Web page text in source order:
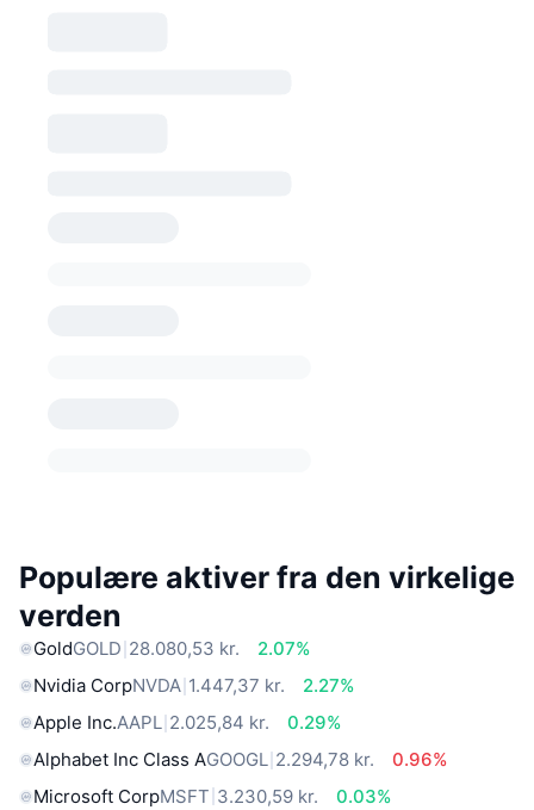
Populære aktiver fra den virkelige
verden
GoldGOLD 28.080,53 kr.
2.07%
Nvidia CorpNVDA 1.447,37 kr.
2.27%
Apple Inc.AAPL 2.025,84 kr.
0.29%
Alphabet Inc Class AGOOGL 2.294,78 kr.
0.96%
Microsoft CorpMSFT 3.230,59 kr.
0.03%